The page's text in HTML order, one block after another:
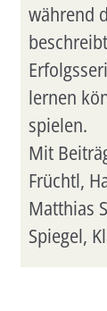
während
lernen
spielen.
Mit
Früchtl,
Matthias
Spiegel,